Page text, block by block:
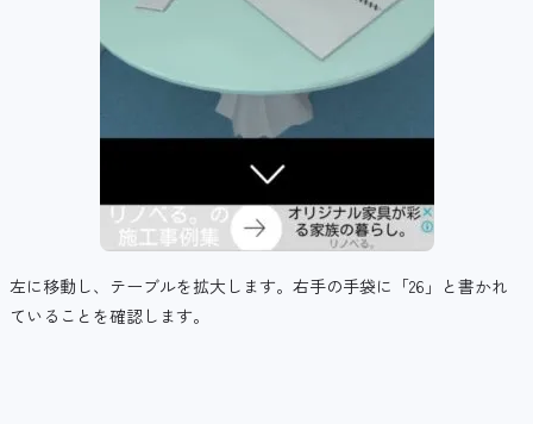
左に移動し、テーブルを拡大します。右手の手袋に「26」と書かれ
ていることを確認します。